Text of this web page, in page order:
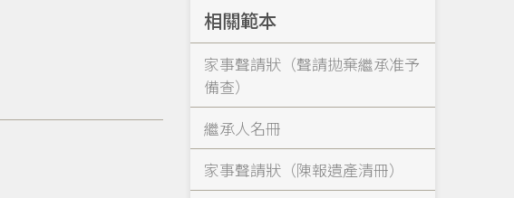
相關範本
家事聲請狀（聲請拋棄繼承准予
備查）
繼承人名冊
家事聲請狀（陳報遺產清冊）